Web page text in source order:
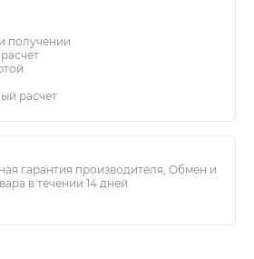
получении
расчет
гарантия производителя, Обмен и
в течении 14 дней